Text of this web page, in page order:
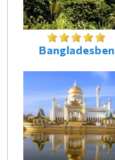
Bangladesben